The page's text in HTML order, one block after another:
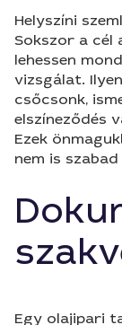
Helyszíni
Sokszor a cél
lehessen
vizsgálat.
csőcsonk,
elszíneződés
Ezek
nem is
Egy olajipari